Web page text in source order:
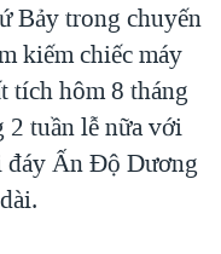
NÔNG THÔN MỸ
Bảy trong chuyến
kiếm chiếc máy
tích hôm 8 tháng
2 tuần lễ nữa với
đáy Ấn Ðộ Dương